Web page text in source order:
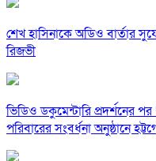
শেখ হাসিনাকে অডিও বার্তার
রিজভী
ভিডিও ডকুমেন্টারি প্রদর্শনের
পরিবারের সংবর্ধনা অনুষ্ঠানে